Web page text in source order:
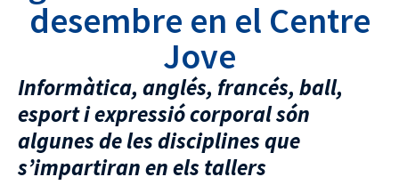
desembre en el Centre
Jove
Informàtica, anglés, francés, ball,
esport i expressió corporal són
algunes de les disciplines que
s’impartiran en els tallers